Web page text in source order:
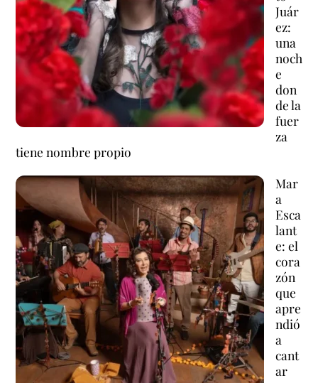
Juár
ez:
una
noch
e
don
de la
fuer
za
tiene nombre propio
Mar
a
Esca
lant
e: el
cora
zón
que
apre
ndió
a
cant
ar